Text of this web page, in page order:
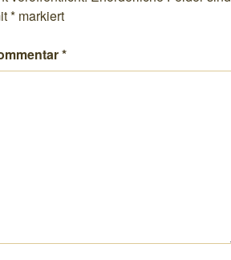
* markiert
*